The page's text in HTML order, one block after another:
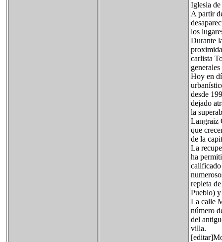
Iglesia
A partir
los
Durante
carlista
Hoy en
desde
dejado
la
Langraiz
que
de la
La
ha
calificado
repleta
Pueblo)
La calle
número
del
villa.